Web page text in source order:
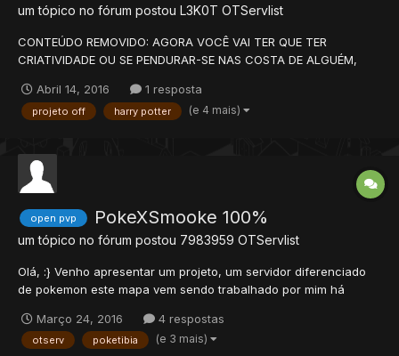
um tópico no fórum postou L3K0T OTServlist
CONTEÚDO REMOVIDO: AGORA VOCÊ VAI TER QUE TER
CRIATIVIDADE OU SE PENDURAR-SE NAS COSTA DE ALGUÉM,
forum I retired.
Abril 14, 2016 1 resposta
projeto off harry potter (e 4 mais)
open pvp PokeXSmooke 100%
um tópico no fórum postou 7983959 OTServlist
Olá, :} Venho apresentar um projeto, um servidor diferenciado
de pokemon este mapa vem sendo trabalhado por mim há
ali.... e nos últimos 6 meses, junto de minha equipe, resolvemos
investir no projeto. ele está online há 23 dias,...
Março 24, 2016 4 respostas
otserv poketibia (e 3 mais)